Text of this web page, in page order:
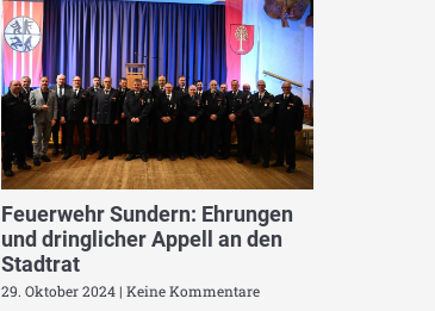
Feuerwehr Sundern: Ehrungen
und dringlicher Appell an den
Stadtrat
29. Oktober 2024 Keine Kommentare